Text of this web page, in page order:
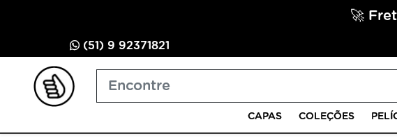
🚀
(51) 9 92371821
CAPAS COLEÇÕES